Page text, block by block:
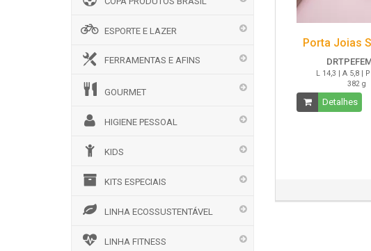
ESPORTE E LAZER
FERRAMENTAS E AFINS
GOURMET
HIGIENE PESSOAL
KIDS
KITS ESPECIAIS
LINHA ECOSSUSTENTÁVEL
LINHA FITNESS
Porta Joias
L 14,3 | A 5,8 |
382 g
Detalhes